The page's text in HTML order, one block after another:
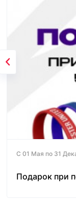
С 01 Мая по 31
Подарок при